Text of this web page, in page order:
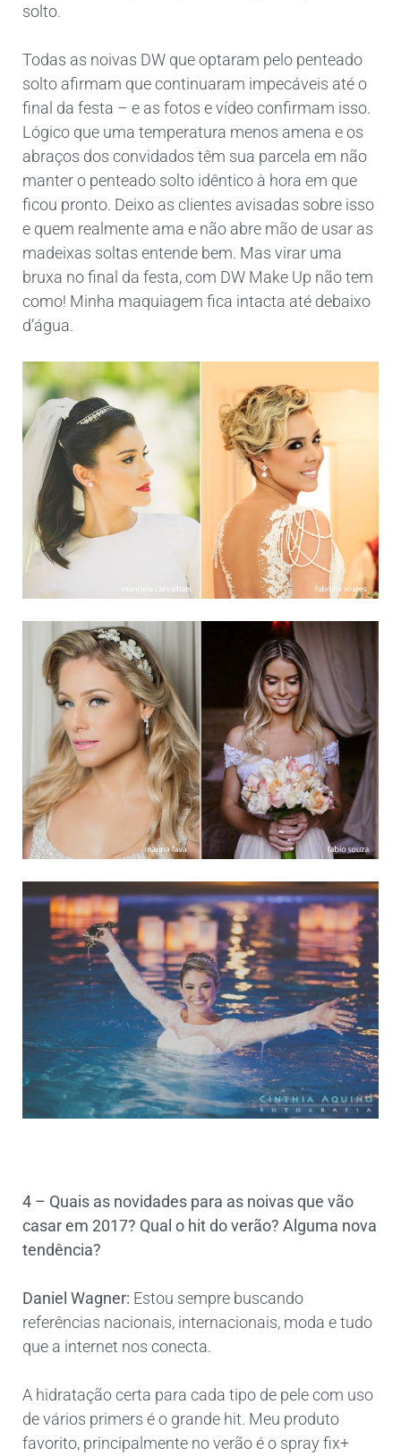
solto.
Todas as noivas DW que optaram pelo penteado
solto afirmam que continuaram impecáveis até o
final da festa – e as fotos e vídeo confirmam isso.
Lógico que uma temperatura menos amena e os
abraços dos convidados têm sua parcela em não
manter o penteado solto idêntico à hora em que
ficou pronto. Deixo as clientes avisadas sobre isso
e quem realmente ama e não abre mão de usar as
madeixas soltas entende bem. Mas virar uma
bruxa no final da festa, com DW Make Up não tem
como! Minha maquiagem fica intacta até debaixo
d’água.
4 – Quais as novidades para as noivas que vão
casar em 2017? Qual o hit do verão? Alguma nova
tendência?
Daniel Wagner: Estou sempre buscando
referências nacionais, internacionais, moda e tudo
que a internet nos conecta.
A hidratação certa para cada tipo de pele com uso
de vários primers é o grande hit. Meu produto
favorito, principalmente no verão é o spray fix+